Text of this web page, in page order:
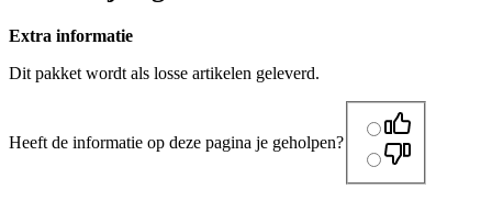
Extra informatie
Dit pakket wordt als losse artikelen geleverd.
Heeft de informatie op deze pagina je geholpen?